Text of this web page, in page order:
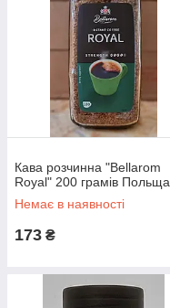
Кава розчинна "Bellarom
Royal" 200 грамів Польща
Немає в наявності
173 ₴